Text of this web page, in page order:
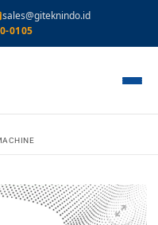
sales@giteknindo.id
0105